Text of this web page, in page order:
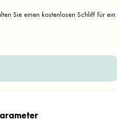
Sie einen kostenlosen Schliff für ein